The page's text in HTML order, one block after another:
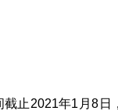
截止2021年1月8日